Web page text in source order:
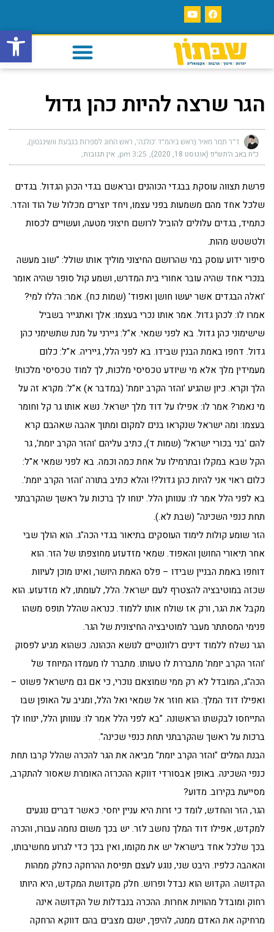
פתח
הגר שרצה להיות כהן גדול
ד"ר תמר מאיר (ראש ביהמ"ד 'כולנה', ראש החוג לספרות בגבעת וושינגטון)
כ״ח באב ה׳תש״פ (אוגוסט 18, 2020) 3:25 pm אין תגובות
פרשת תצווה עוסקת בבגדי הכוהנים ובראשם בגדי הכהן הגדול. בגדים
שלכל אחד מהם משמעות בפני עצמו, ויחד יוצרים מכלול של הוד והדר.
כתמיד, בגדים עלולים להוביל לרושם חיצוני מטעה, ועשויים לכסות
ולטשטש מהות.
סיפור ידוע עוסק במי שהרושם החיצוני מוליך אותו שולל: "שוב מעשה
בנכרי אחד שהיה עובר אחורי בית המדרש, ושמע קול סופר שהיה אומר
'ואלה הבגדים אשר יעשו חושן ואפוד' (שמות כח). אמר: הללו למי?
אמרו לו: לכהן גדול. אמר אותו נכרי בעצמו: אלך ואתגייר בשביל
שישימוני כהן גדול. בא לפני שמאי. א"ל: גיירני על מנת שתשימני כהן
גדול. דחפו באמת הבנין שבידו. בא לפני הלל, גייריה. א"ל: כלום
מעמידין מלך אלא מי שיודע טכסיסי מלכות, לך למוד טכסיסי מלכות!
הלך וקרא. כיון שהגיע 'והזר הקרב יומת' (במדבר א) א"ל: מקרא זה על
מי נאמר? אמר לו: אפילו על דוד מלך ישראל. נשא אותו גר קל וחומר
בעצמו: ומה ישראל שנקראו בנים למקום ומתוך אהבה שאהבם קרא
להם 'בני בכורי ישראל' (שמות ד), כתיב עליהם 'והזר הקרב יומת', גר
הקל שבא במקלו ובתרמילו על אחת כמה וכמה. בא לפני שמאי א"ל:
כלום ראוי אני להיות כהן גדול?! והלא כתיב בתורה 'והזר הקרב יומת'.
בא לפני הלל אמר לו: ענוותן הלל. ינוחו לך ברכות על ראשך שהקרבתני
תחת כנפי השכינה" (שבת לא.).
הזר שומע קולות לימוד העוסקים בתיאור בגדי הכה"ג. הוא הולך שבי
אחר תיאורי החושן והאפוד. שמאי מזדעזע מחוצפתו של הזר. הוא
דוחפו באמת הבניין שבידו – פלס האמת היושר, ואינו מוכן לעיוות
שכזה במוטיבציה להצטרף לעם ישראל. הלל, לעומתו, לא מזדעזע. הוא
מקבל את הגר, ורק אז שולח אותו ללמוד. כנראה שהלל תופס משהו
פנימי המסתתר מעבר למוטיבציה החיצונית של הגר.
הגר נשלח ללמוד דינים רלוונטיים לנושא הכהונה. כשהוא מגיע לפסוק
'והזר הקרב יומת' מתבררת לו טעותו. מתברר לו מעמדו המיוחד של
הכה"ג, המובדל לא רק ממי שמוצאם נוכרי, כי אם גם מישראל פשוט –
ואפילו דוד המלך. הוא חוזר אל שמאי ואל הלל, ומגיב על האופן שבו
התייחסו לבקשתו הראשונה. "בא לפני הלל אמר לו: ענוותן הלל, ינוחו לך
ברכות על ראשך שהקרבתני תחת כנפי שכינה".
הבנת המלים "והזר הקרב יומת" מביאה את הגר להכרה שהלל קרבו תחת
כנפי השכינה. באופן אבסורדי דווקא ההכרזה האומרת שאסור להתקרב,
מסייעת בקירוב. מדוע?
הגר, הזר והחדש, לומד כי זרות היא עניין יחסי. כאשר דברים נוגעים
למקדש, אפילו דוד המלך נחשב לזר. יש בכך משום נחמה עבורו, והכרה
בכך שלכל אחד בישראל יש את מקומו, ואין בכך כדי לגרוע מחשיבותו,
והאהבה כלפיו. היבט שני, נוגע לעצם תפיסת ההרחקה כחלק ממהות
הקדושה. הקדוש הוא נבדל ופרוש. חלק מקדושת המקדש, היא היותו
רחוק ומובדל מהוויות אחרות. ההכרה בנבדלות של הקדושה אינה
מרחיקה את האדם ממנה, להיפך, ישנם מצבים בהם דווקא הרחקה